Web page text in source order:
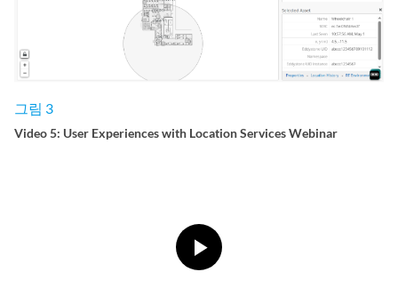
그림 3
Video 5: User Experiences with Location Services Webinar